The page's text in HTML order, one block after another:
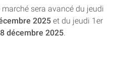
sera avancé du jeudi
2025 et du jeudi 1er
décembre 2025.